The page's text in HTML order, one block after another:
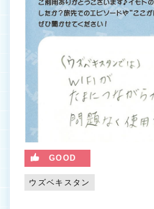
GOOD
ウズベキスタン